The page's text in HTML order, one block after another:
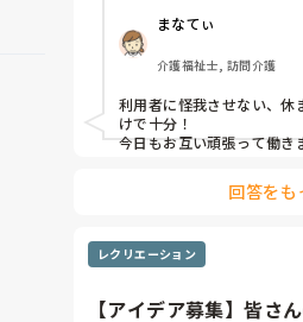
利用者からは「素直に話聞
い・頼みやすい」
って言われます。
職員から見ての私は？って
ないです…
やだな、この自暴自棄…
まなてぃ
介護福祉士, 訪問介護
利用者に怪我させない、休
けで十分！
今日もお互い頑張って働き
回答をも
レクリエーション
【アイデア募集】皆さ